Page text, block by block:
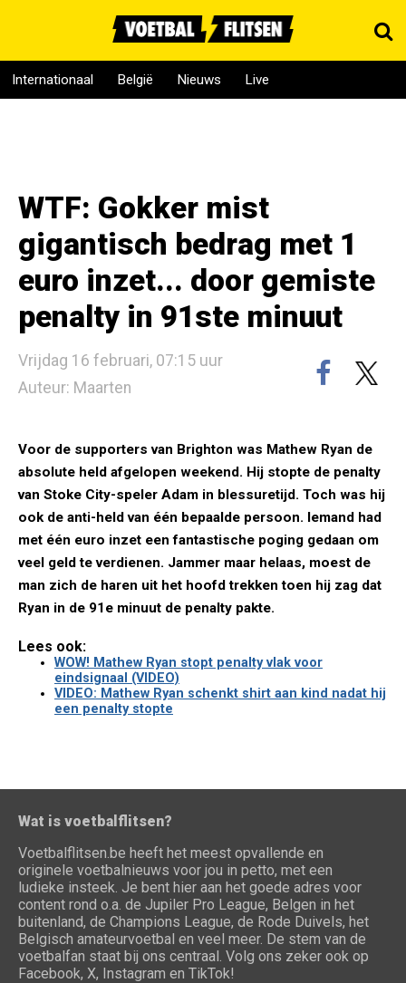
Internationaal België Nieuws Live
WTF: Gokker mist
gigantisch bedrag met 1
euro inzet... door gemiste
penalty in 91ste minuut
Vrijdag 16 februari, 07:15 uur
Auteur: Maarten
Voor de supporters van Brighton was Mathew Ryan de
absolute held afgelopen weekend. Hij stopte de penalty
van Stoke City-speler Adam in blessuretijd. Toch was hij
ook de anti-held van één bepaalde persoon. Iemand had
met één euro inzet een fantastische poging gedaan om
veel geld te verdienen. Jammer maar helaas, moest de
man zich de haren uit het hoofd trekken toen hij zag dat
Ryan in de 91e minuut de penalty pakte.
Lees ook:
WOW! Mathew Ryan stopt penalty vlak voor
eindsignaal (VIDEO)
VIDEO: Mathew Ryan schenkt shirt aan kind nadat hij
een penalty stopte
Wat is voetbalflitsen?
Voetbalflitsen.be heeft het meest opvallende en
originele voetbalnieuws voor jou in petto, met een
ludieke insteek. Je bent hier aan het goede adres voor
content rond o.a. de Jupiler Pro League, Belgen in het
buitenland, de Champions League, de Rode Duivels, het
Belgisch amateurvoetbal en veel meer. De stem van de
voetbalfan staat bij ons centraal. Volg ons zeker ook op
Facebook, X, Instagram en TikTok!